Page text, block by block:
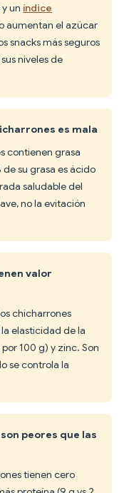
un índice
aumentan el azúcar
snacks más seguros
niveles de
es mala
contienen grasa
su grasa es ácido
saludable del
no la evitación
valor
chicharrones
elasticidad de la
100 g) y zinc. Son
se controla la
peores que las
tienen cero